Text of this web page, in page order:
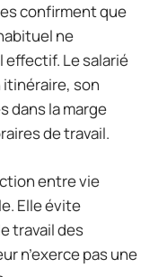
confirment que
ne
Le salarié
son
dans la marge
de travail.
entre vie
Elle évite
travail des
n’exerce pas une